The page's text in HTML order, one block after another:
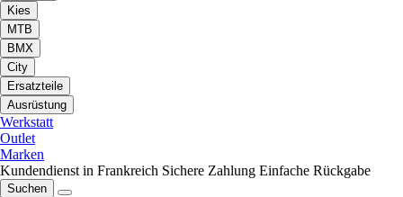
Kies
MTB
BMX
City
Ersatzteile
Ausrüstung
Werkstatt
Outlet
Marken
Kundendienst in Frankreich Sichere Zahlung Einfache Rückgabe
Suchen